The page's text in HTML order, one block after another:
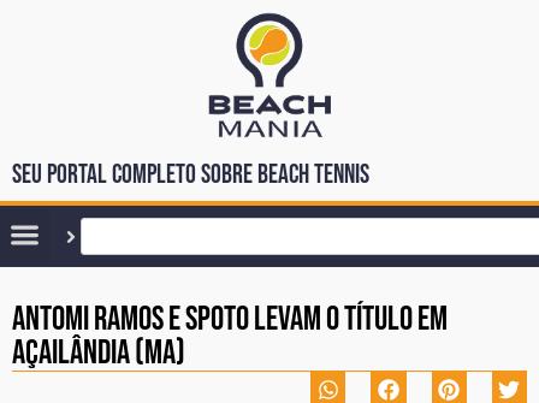
Seu portal completo sobre Beach Tennis
Antomi Ramos e Spoto levam o título em
Açailândia (MA)